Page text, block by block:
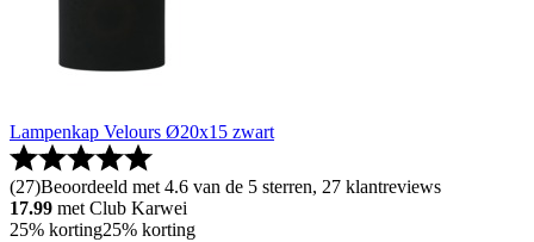
Lampenkap Velours Ø20x15 zwart
(27)Beoordeeld met 4.6 van de 5 sterren, 27 klantreviews
17.99 met Club Karwei
25% korting25% korting